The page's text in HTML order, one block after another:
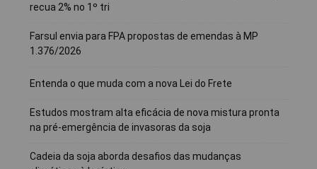
recua 2% no 1º tri
Farsul envia para FPA propostas de emendas à MP
1.376/2026
Entenda o que muda com a nova Lei do Frete
Estudos mostram alta eficácia de nova mistura pronta
na pré-emergência de invasoras da soja
Cadeia da soja aborda desafios das mudanças